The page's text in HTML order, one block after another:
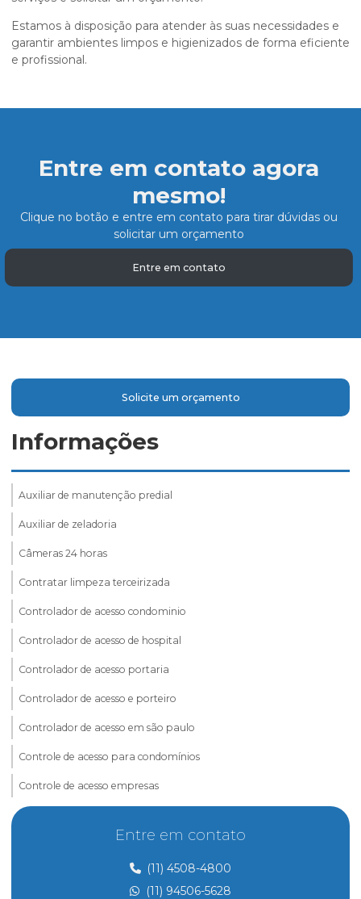
Estamos à disposição para atender às suas necessidades e
garantir ambientes limpos e higienizados de forma eficiente
e profissional.
Entre em contato agora
mesmo!
Clique no botão e entre em contato para tirar dúvidas ou
solicitar um orçamento
Entre em contato
Solicite um orçamento
Informações
Auxiliar de manutenção predial
Auxiliar de zeladoria
Câmeras 24 horas
Contratar limpeza terceirizada
Controlador de acesso condominio
Controlador de acesso de hospital
Controlador de acesso portaria
Controlador de acesso e porteiro
Controlador de acesso em são paulo
Controle de acesso para condomínios
Controle de acesso empresas
Controle de acesso e portaria
Controle de acesso preço
Controle de acesso de prestadores de serviço
Entre em contato
(11) 4508-4800
(11) 94506-5628